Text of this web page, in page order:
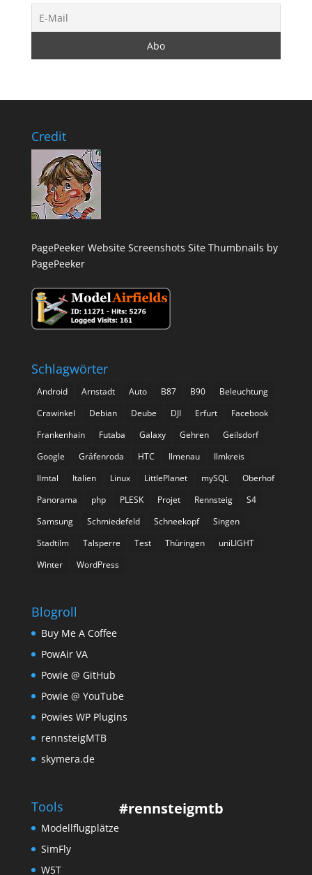
Credit
PagePeeker Website Screenshots Site Thumbnails by
PagePeeker
Schlagwörter
Android Arnstadt Auto B87 B90
Beleuchtung
Crawinkel
Debian Deube DJI Erfurt
Facebook
Frankenhain
Futaba Galaxy Gehren
Geilsdorf
Google
Gräfenroda HTC Ilmenau
Ilmkreis
Ilmtal
Italien Linux LittlePlanet mySQL
Oberhof
Panorama
php PLESK Projet Rennsteig
S4
Samsung
Schmiedefeld Schneekopf
Singen
Stadtilm
Talsperre Test Thüringen
uniLIGHT
Winter
WordPress
Blogroll
Buy Me A Coffee
PowAir VA
Powie @ GitHub
Powie @ YouTube
Powies WP Plugins
rennsteigMTB
skymera.de
Tools
Modellflugplätze
SimFly
W5T
#rennsteigmtb